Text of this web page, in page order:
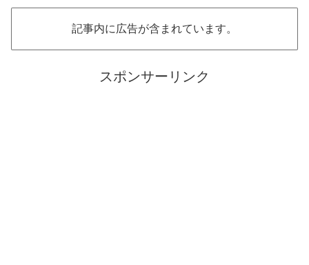
記事内に広告が含まれています。
スポンサーリンク